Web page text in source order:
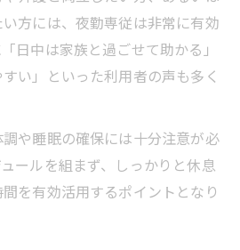
方には、夜勤専従は非常に有効
日中は家族と過ごせて助かる」
すい」といった利用者の声も多く
や睡眠の確保には十分注意が必
ールを組まず、しっかりと休息
を有効活用するポイントとなり